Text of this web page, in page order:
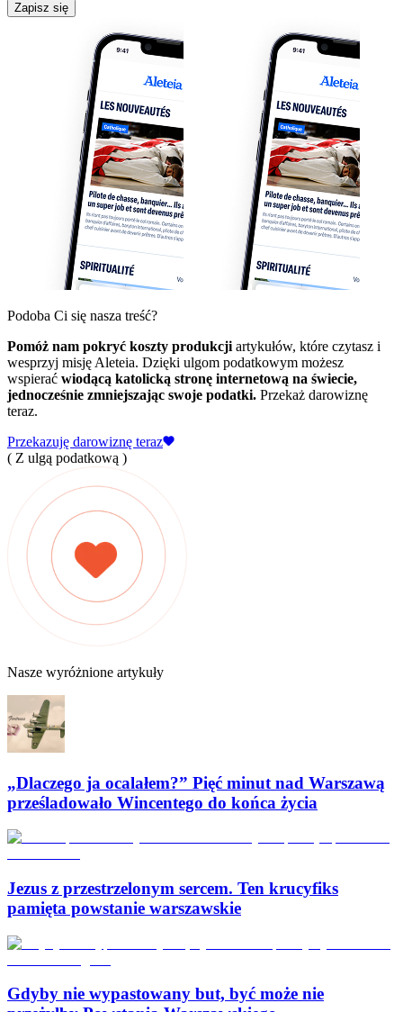
Zapisz się
Podoba Ci się nasza treść?
Pomóż nam pokryć koszty produkcji artykułów, które czytasz i
wesprzyj misję Aleteia. Dzięki ulgom podatkowym możesz
wspierać wiodącą katolicką stronę internetową na świecie,
jednocześnie zmniejszając swoje podatki. Przekaż darowiznę
teraz.
Przekazuję darowiznę teraz
( Z ulgą podatkową )
Nasze wyróżnione artykuły
„Dlaczego ja ocalałem?” Pięć minut nad Warszawą
prześladowało Wincentego do końca życia
Jezus z przestrzelonym sercem. Ten krucyfiks
pamięta powstanie warszawskie
Gdyby nie wypastowany but, być może nie